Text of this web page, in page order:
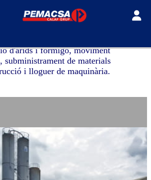
d'àrids i formigó, moviment
subministrament de materials
i lloguer de maquinària.